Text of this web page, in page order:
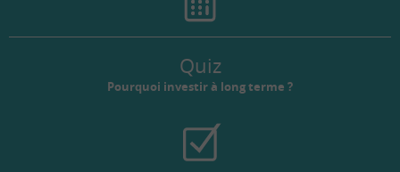
Quiz
Pourquoi investir à long terme ?